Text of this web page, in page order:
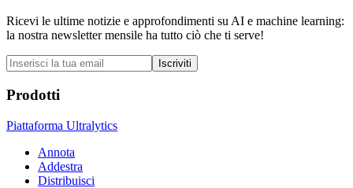
Ricevi le ultime notizie e approfondimenti su AI e machine learning:
la nostra newsletter mensile ha tutto ciò che ti serve!
Iscriviti
Prodotti
Piattaforma Ultralytics
Annota
Addestra
Distribuisci